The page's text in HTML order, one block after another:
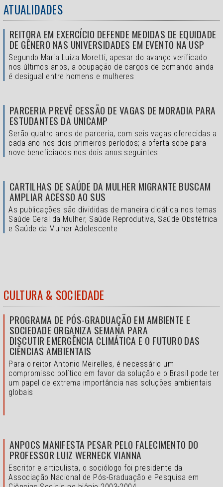
ATUALIDADES
REITORA EM EXERCÍCIO DEFENDE MEDIDAS DE EQUIDADE
DE GÊNERO NAS UNIVERSIDADES EM EVENTO NA USP
Segundo Maria Luiza Moretti, apesar do avanço verificado
nos últimos anos, a ocupação de cargos de comando ainda
é desigual entre homens e mulheres
PARCERIA PREVÊ CESSÃO DE VAGAS DE MORADIA PARA
ESTUDANTES DA UNICAMP
Serão quatro anos de parceria, com seis vagas oferecidas a
cada ano nos dois primeiros períodos; a oferta sobe para
nove beneficiados nos dois anos seguintes
CARTILHAS DE SAÚDE DA MULHER MIGRANTE BUSCAM
AMPLIAR ACESSO AO SUS
As publicações são divididas de maneira didática nos temas
Saúde Geral da Mulher, Saúde Reprodutiva, Saúde Obstétrica
e Saúde da Mulher Adolescente
CULTURA & SOCIEDADE
PROGRAMA DE PÓS-GRADUAÇÃO EM AMBIENTE E
SOCIEDADE ORGANIZA SEMANA PARA
DISCUTIR EMERGÊNCIA CLIMÁTICA E O FUTURO DAS
CIÊNCIAS AMBIENTAIS
Para o reitor Antonio Meirelles, é necessário um
compromisso político em favor da solução e o Brasil pode ter
um papel de extrema importância nas soluções ambientais
globais
ANPOCS MANIFESTA PESAR PELO FALECIMENTO DO
PROFESSOR LUIZ WERNECK VIANNA
Escritor e articulista, o sociólogo foi presidente da
Associação Nacional de Pós-Graduação e Pesquisa em